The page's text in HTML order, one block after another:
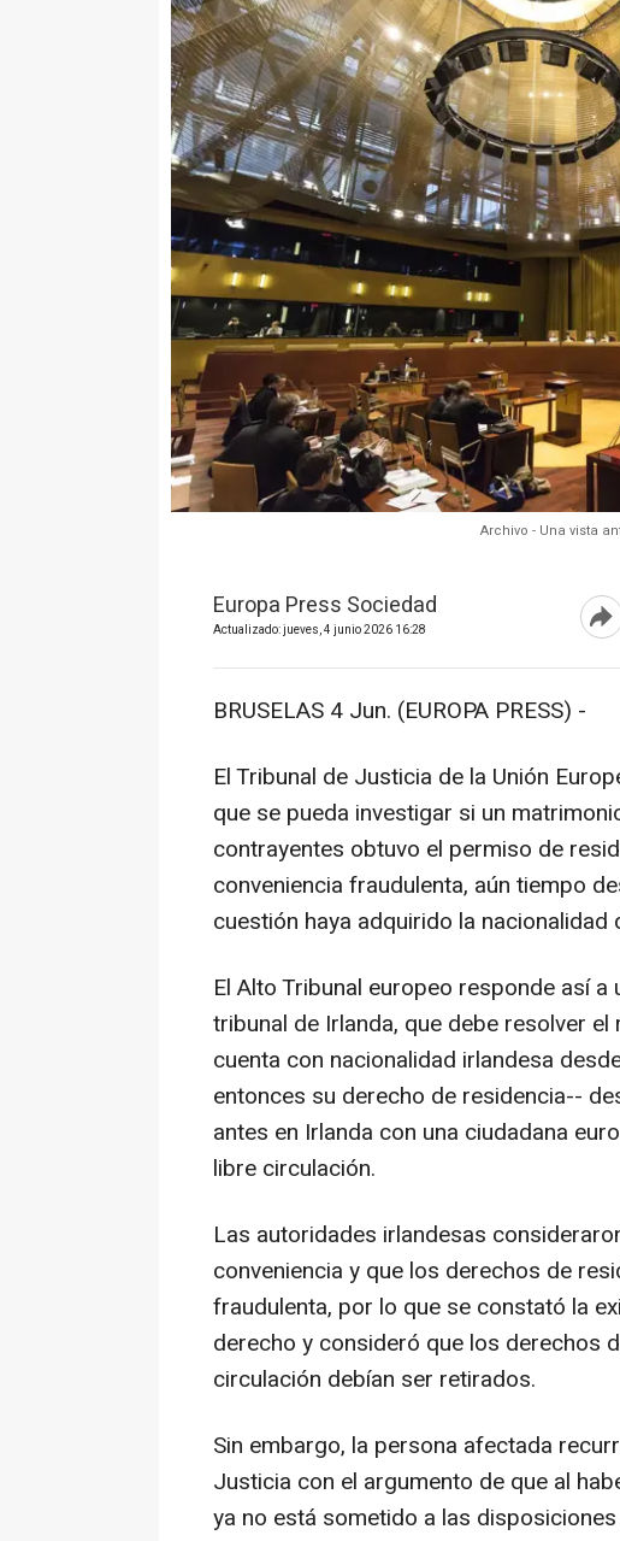
Archivo - Una vista
Europa Press Sociedad
Actualizado: jueves, 4 junio 2026 16:28
BRUSELAS 4 Jun. (EUROPA PRESS) -
El Tribunal de Justicia de la Unión
que se pueda investigar si un
contrayentes obtuvo el permiso de
conveniencia fraudulenta, aún tiempo
cuestión haya adquirido la nacionalidad
El Alto Tribunal europeo responde así
tribunal de Irlanda, que debe resolver
cuenta con nacionalidad irlandesa
entonces su derecho de residencia--
antes en Irlanda con una ciudadana
libre circulación.
Las autoridades irlandesas
conveniencia y que los derechos de
fraudulenta, por lo que se constató la
derecho y consideró que los derechos
circulación debían ser retirados.
Sin embargo, la persona afectada
Justicia con el argumento de que al
ya no está sometido a las